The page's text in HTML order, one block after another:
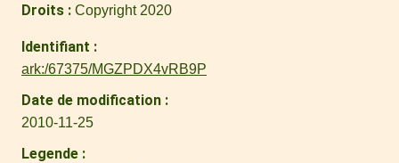
Droits Copyright 2020
Identifiant
ark:/67375/MGZPDX4vRB9P
Date de modification
2010-11-25
Legende